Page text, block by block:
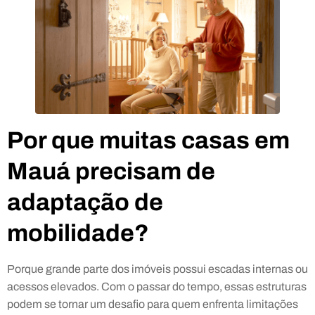
Por que muitas casas em
Mauá precisam de
adaptação de
mobilidade?
Porque grande parte dos imóveis possui escadas internas ou
acessos elevados. Com o passar do tempo, essas estruturas
podem se tornar um desafio para quem enfrenta limitações